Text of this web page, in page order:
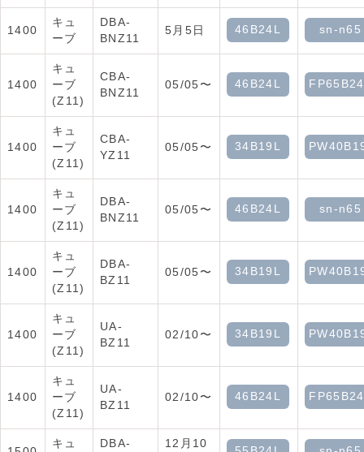
1400
キュ
ーブ
DBA-
BNZ11
5月5日 46B24L sn-n65
1400
キュ
ーブ
(Z11)
CBA-
BNZ11
05/05〜 46B24L
1400
キュ
ーブ
(Z11)
CBA-
YZ11
05/05〜 34B19L
1400
キュ
ーブ
(Z11)
DBA-
BNZ11
05/05〜 46B24L sn-n65
1400
キュ
ーブ
(Z11)
DBA-
BZ11
05/05〜 34B19L
1400
キュ
ーブ
(Z11)
UA-
BZ11
02/10〜 34B19L
1400
キュ
ーブ
(Z11)
UA-
BZ11
02/10〜 46B24L
キュ
DBA-
12月10